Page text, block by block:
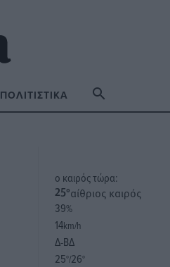
ΠΟΛΙΤΙΣΤΙΚΆ
o καιρός τώρα:
25°αίθριος καιρός
39%
14km/h
Δ-ΒΔ
25°/26°